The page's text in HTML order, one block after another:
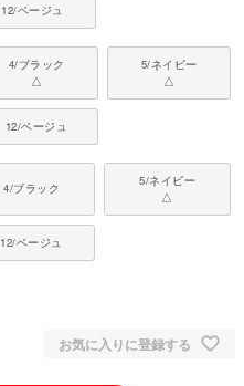
12/ベージュ
4/ブラック
△
5/ネイビー
△
12/ベージュ
4/ブラック
5/ネイビー
△
12/ベージュ
お気に入りに登録する